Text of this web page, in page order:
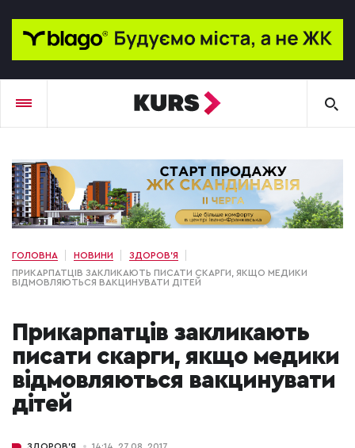
ГОЛОВНА НОВИНИ
ЗДОРОВ'Я
ПРИКАРПАТЦІВ ЗАКЛИКАЮТЬ ПИСАТИ СКАРГИ, ЯКЩО МЕДИКИ
ВІДМОВЛЯЮТЬСЯ ВАКЦИНУВАТИ ДІТЕЙ
Прикарпатців закликають
писати скарги, якщо медики
відмовляються вакцинувати
дітей